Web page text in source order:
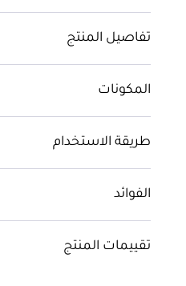
تفاصيل المنتج
المكونات
طريقة الاستخدام
الفوائد
تقييمات المنتج